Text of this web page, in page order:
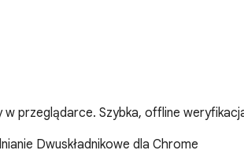
przeglądarce. Szybka, offline
Dwuskładnikowe dla Chrome